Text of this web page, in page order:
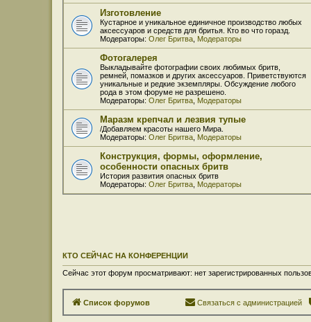
Изготовление
Кустарное и уникальное единичное производство любых
аксессуаров и средств для бритья. Кто во что горазд.
Модераторы: Олег Бритва Модераторы
Фотогалерея
Выкладывайте фотографии своих любимых бритв,
ремней, помазков и других аксессуаров. Приветствуются
уникальные и редкие экземпляры. Обсуждение любого
рода в этом форуме не разрешено.
Модераторы: Олег Бритва Модераторы
Маразм крепчал и лезвия тупые
/Добавляем красоты нашего Мира.
Модераторы: Олег Бритва Модераторы
Конструкция, формы, оформление,
особенности опасных бритв
История развития опасных бритв
Модераторы: Олег Бритва Модераторы
КТО СЕЙЧАС НА КОНФЕРЕНЦИИ
Сейчас этот форум просматривают: нет зарегистрированных
Список форумов Связаться с администрацией